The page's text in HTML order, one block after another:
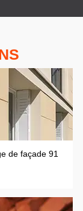
de façade 91